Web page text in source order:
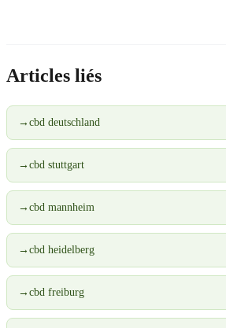
Articles liés
→ cbd deutschland
→ cbd stuttgart
→ cbd mannheim
→ cbd heidelberg
→ cbd freiburg